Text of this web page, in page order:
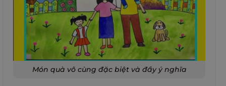
Món quà vô cùng đặc biệt và đầy ý nghĩa